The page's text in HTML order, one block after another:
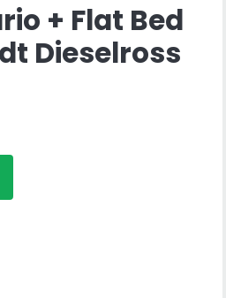
+ Flat Bed
Dieselross